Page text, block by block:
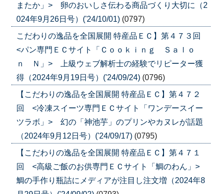
またか」> 卵のおいしさ伝わる商品づくり大切に（2
024年9月26日号）('24/10/01) (0797)
こだわりの逸品を全国展開 特産品ＥＣ】第４７３回
<パン専門ＥＣサイト「Ｃｏｏｋｉｎｇ Ｓａｌｏ
ｎ Ｎ」> 上級ウェブ解析士の経験でリピーター獲
得（2024年9月19日号）('24/09/24) (0796)
【こだわりの逸品を全国展開 特産品ＥＣ】第４７２
回 <冷凍スイーツ専門ＥＣサイト「ワンデースイー
ツラボ」> 幻の「神池芋」のプリンやカヌレが話題
（2024年9月12日号）('24/09/17) (0795)
【こだわりの逸品を全国展開 特産品ＥＣ】第４７１
回 <高級ご飯のお供専門ＥＣサイト「鯛のわん」>
鯛の手作り瓶詰にメディアが注目し注文増（2024年8